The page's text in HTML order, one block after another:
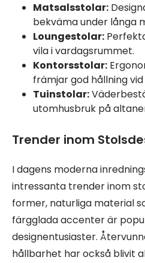
Matsalsstolar:
bekväma under långa
Loungestolar:
vila i vardagsrummet.
Kontorsstolar:
främjar god hållning
Tuinstolar:
utomhusbruk på
Trender inom
I dagens moderna
intressanta trender inom
former, naturliga material
färgglada accenter är
designentusiaster.
hållbarhet har också blivit